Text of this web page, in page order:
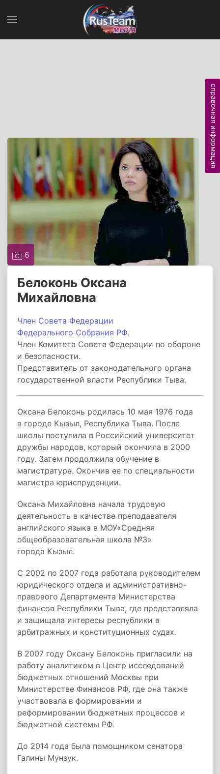
6
Белоконь Оксана
Михайловна
Член Совета Федерации
Федерального Собрания РФ.
Член Комитета Совета Федерации по обороне
и безопасности.
Представитель от законодательного органа
государственной власти Республики Тыва.
Оксана Белоконь родилась 10 мая 1976 года
в городе Кызыл, Республика Тыва. После
школы поступила в Российский университет
дружбы народов, который окончила в 2000
году. Затем продолжила обучение в
магистратуре. Окончив ее по специальности
магистра юриспруденции.
Оксана Михайловна начала трудовую
деятельность в качестве преподавателя
английского языка в МОУ«Средняя
общеобразовательная школа №3»
города Кызыл.
С 2002 по 2007 года работала руководителем
юридического отдела и административно-
правового Департамента Министерства
финансов Республики Тыва, где представляла
и защищала интересы республики в
арбитражных и конституционных судах.
В 2007 году Оксану Белоконь пригласили на
работу аналитиком в Центр исследований
бюджетных отношений Москвы при
Министерстве Финансов РФ, где она также
участвовала в формировании и
реформировании бюджетных процессов и
бюджетной системы РФ.
До 2014 года была помощником сенатора
Галины Мунзук.
справочная информация